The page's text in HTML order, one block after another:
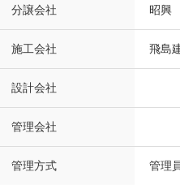
分譲会社 昭興
施工会社 飛島
設計会社
管理会社
管理方式 管理